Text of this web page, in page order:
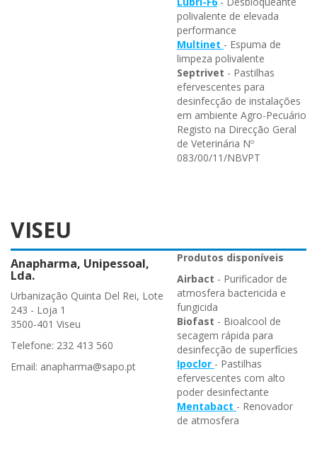
polivalente de elevada
performance
Multinet - Espuma de
limpeza polivalente
Septrivet - Pastilhas
efervescentes para
desinfecção de instalações
em ambiente Agro-Pecuário
Registo na Direcção Geral
de Veterinária Nº
083/00/11/NBVPT
VISEU
Anapharma, Unipessoal,
Lda.
Urbanização Quinta Del Rei, Lote
243 - Loja 1
3500-401 Viseu
Telefone: 232 413 560
Email: anapharma@sapo.pt
Produtos disponíveis
Airbact - Purificador de
atmosfera bactericida e
fungicida
Biofast - Bioalcool de
secagem rápida para
desinfecção de superfícies
Ipoclor - Pastilhas
efervescentes com alto
poder desinfectante
Mentabact - Renovador
de atmosfera